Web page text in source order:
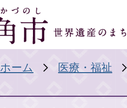
ホーム 医療・福祉